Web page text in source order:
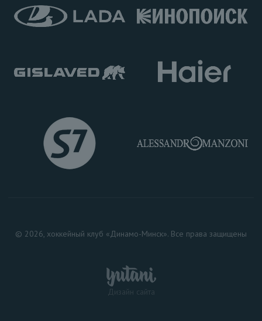
© 2026, хоккейный клуб «Динамо-Минск». Все права защищены
Дизайн сайта